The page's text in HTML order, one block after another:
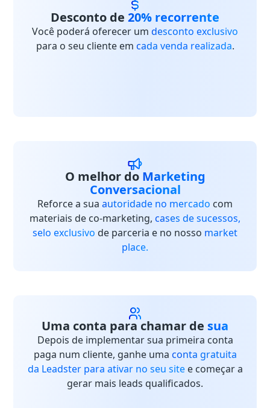
Desconto de 20% recorrente
Você poderá oferecer um desconto exclusivo
para o seu cliente em cada venda realizada.
O melhor do Marketing
Conversacional
Reforce a sua autoridade no mercado com
materiais de co-marketing, cases de sucessos,
selo exclusivo de parceria e no nosso market
place.
Uma conta para chamar de sua
Depois de implementar sua primeira conta
paga num cliente, ganhe uma conta gratuita
da Leadster para ativar no seu sitee começar a
gerar mais leads qualificados.